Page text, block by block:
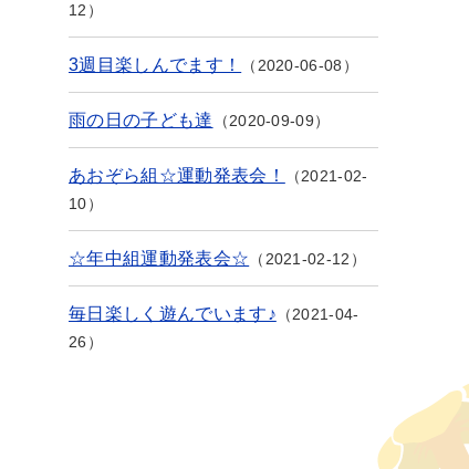
12
3週目楽しんでます！ 2020-06-08
雨の日の子ども達 2020-09-09
あおぞら組☆運動発表会！
2021-02-
10
☆年中組運動発表会☆ 2021-02-12
毎日楽しく遊んでいます♪
2021-04-
26